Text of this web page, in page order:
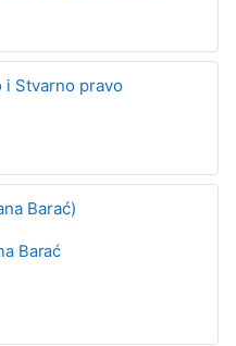
i Stvarno pravo
Barać)
Barać